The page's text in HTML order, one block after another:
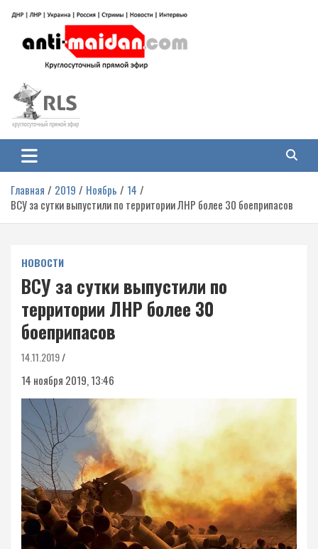
содержимому
Антимайдан: Гражданская война
на Украине
гражданской войне на Украине, включая события в Новороссии, ДНР,
ЛНР и других регионах.
Главная 2019 Ноябрь
14
ВСУ за сутки выпустили по территории ЛНР более 30 боеприпасов
НОВОСТИ
ВСУ за сутки выпустили по
территории ЛНР более 30
боеприпасов
14.11.2019
14 ноября 2019, 13:46